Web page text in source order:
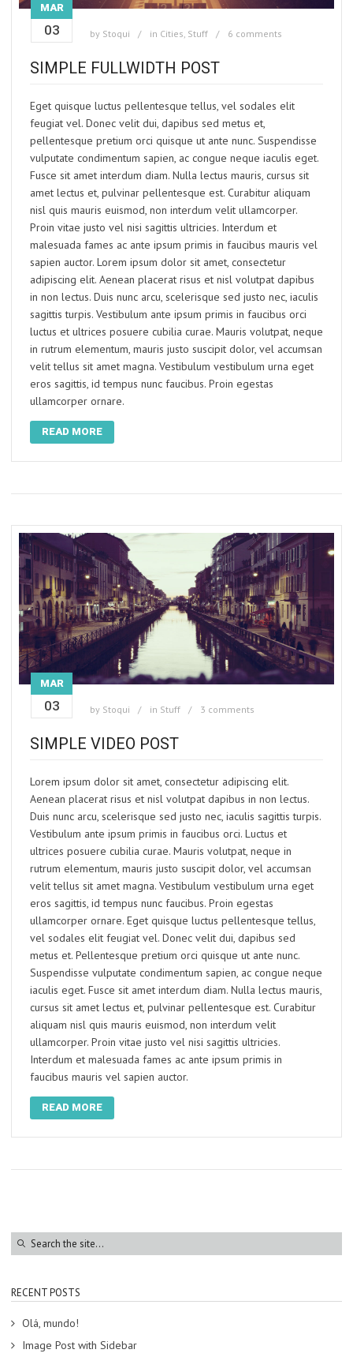
MAR
03 by Stoqui in Cities Stuff 6 comments
SIMPLE FULLWIDTH POST
Eget quisque luctus pellentesque tellus, vel sodales elit
feugiat vel. Donec velit dui, dapibus sed metus et,
pellentesque pretium orci quisque ut ante nunc. Suspendisse
vulputate condimentum sapien, ac congue neque iaculis eget.
Fusce sit amet interdum diam. Nulla lectus mauris, cursus sit
amet lectus et, pulvinar pellentesque est. Curabitur aliquam
nisl quis mauris euismod, non interdum velit ullamcorper.
Proin vitae justo vel nisi sagittis ultricies. Interdum et
malesuada fames ac ante ipsum primis in faucibus mauris vel
sapien auctor. Lorem ipsum dolor sit amet, consectetur
adipiscing elit. Aenean placerat risus et nisl volutpat dapibus
in non lectus. Duis nunc arcu, scelerisque sed justo nec, iaculis
sagittis turpis. Vestibulum ante ipsum primis in faucibus orci
luctus et ultrices posuere cubilia curae. Mauris volutpat, neque
in rutrum elementum, mauris justo suscipit dolor, vel accumsan
velit tellus sit amet magna. Vestibulum vestibulum urna eget
eros sagittis, id tempus nunc faucibus. Proin egestas
ullamcorper ornare.
READ MORE
MAR
03 by Stoqui in Stuff 3 comments
SIMPLE VIDEO POST
Lorem ipsum dolor sit amet, consectetur adipiscing elit.
Aenean placerat risus et nisl volutpat dapibus in non lectus.
Duis nunc arcu, scelerisque sed justo nec, iaculis sagittis turpis.
Vestibulum ante ipsum primis in faucibus orci. Luctus et
ultrices posuere cubilia curae. Mauris volutpat, neque in
rutrum elementum, mauris justo suscipit dolor, vel accumsan
velit tellus sit amet magna. Vestibulum vestibulum urna eget
eros sagittis, id tempus nunc faucibus. Proin egestas
ullamcorper ornare. Eget quisque luctus pellentesque tellus,
vel sodales elit feugiat vel. Donec velit dui, dapibus sed
metus et. Pellentesque pretium orci quisque ut ante nunc.
Suspendisse vulputate condimentum sapien, ac congue neque
iaculis eget. Fusce sit amet interdum diam. Nulla lectus mauris,
cursus sit amet lectus et, pulvinar pellentesque est. Curabitur
aliquam nisl quis mauris euismod, non interdum velit
ullamcorper. Proin vitae justo vel nisi sagittis ultricies.
Interdum et malesuada fames ac ante ipsum primis in
faucibus mauris vel sapien auctor.
READ MORE
RECENT POSTS
Olá, mundo!
Image Post with Sidebar